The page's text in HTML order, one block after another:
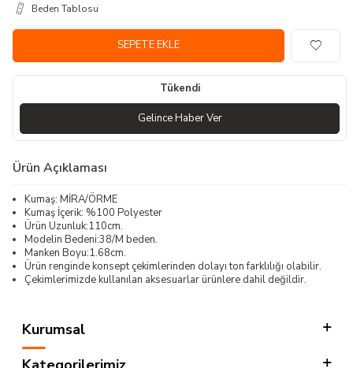
Beden Tablosu
SEPETE EKLE
Tükendi
Gelince Haber Ver
Ürün Açıklaması
Kumaş: MİRA/ÖRME
Kumaş İçerik: %100 Polyester
Ürün Uzunluk:110cm.
Modelin Bedeni:38/M beden.
Manken Boyu:1.68cm.
Ürün renginde konsept çekimlerinden dolayı ton farklılığı olabilir.
Çekimlerimizde kullanılan aksesuarlar ürünlere dahil değildir.
Kurumsal